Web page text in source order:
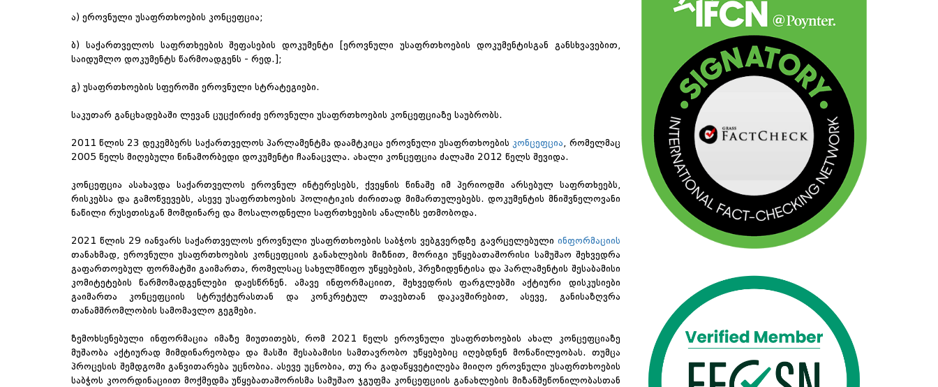
ა) ეროვნული უსაფრთხოების კონცეფცია;
ბ) საქართველოს საფრთხეების შეფასების დოკუმენტი [ეროვნული უსაფრთხოების დოკუმენტისგან განსხვავებით,
საიდუმლო დოკუმენტს წარმოადგენს - რედ.];
გ) უსაფრთხოების სფეროში ეროვნული სტრატეგიები.
საკუთარ განცხადებაში ლევან ცუცქირიძე ეროვნული უსაფრთხოების კონცეფციაზე საუბრობს.
2011 წლის 23 დეკემბერს საქართველოს პარლამენტმა დაამტკიცა ეროვნული უსაფრთხოების კონცეფცია, რომელმაც
2005 წელს მიღებული წინამორბედი დოკუმენტი ჩაანაცვლა. ახალი კონცეფცია ძალაში 2012 წელს შევიდა.
კონცეფცია ასახავდა საქართველოს ეროვნულ ინტერესებს, ქვეყნის წინაშე იმ პერიოდში არსებულ საფრთხეებს,
რისკებსა და გამოწვევებს, ასევე უსაფრთხოების პოლიტიკის ძირითად მიმართულებებს. დოკუმენტის მნიშვნელოვანი
ნაწილი რუსეთისგან მომდინარე და მოსალოდნელი საფრთხეების ანალიზს ეთმობოდა.
2021 წლის 29 იანვარს საქართველოს ეროვნული უსაფრთხოების საბჭოს ვებგვერდზე გავრცელებული ინფორმაციის
თანახმად, ეროვნული უსაფრთხოების კონცეფციის განახლების მიზნით, მორიგი უწყებათაშორისი სამუშაო შეხვედრა
გაფართოებულ ფორმატში გაიმართა, რომელსაც სახელმწიფო უწყებების, პრეზიდენტისა და პარლამენტის შესაბამისი
კომიტეტების წარმომადგენლები დაესწრნენ. ამავე ინფორმაციით, შეხვედრის ფარგლებში აქტიური დისკუსიები
გაიმართა კონცეფციის სტრუქტურასთან და კონკრეტულ თავებთან დაკავშირებით, ასევე, განისაზღვრა
თანამშრომლობის სამომავლო გეგმები.
ზემოხსენებული ინფორმაცია იმაზე მიუთითებს, რომ 2021 წელს ეროვნული უსაფრთხოების ახალ კონცეფციაზე
მუშაობა აქტიურად მიმდინარეობდა და მასში შესაბამისი სამთავრობო უწყებებიც იღებდნენ მონაწილეობას. თუმცა
პროცესის შემდგომი განვითარება უცნობია. ასევე უცნობია, თუ რა გადაწყვეტილება მიიღო ეროვნული უსაფრთხოების
საბჭოს კოორდინაციით მოქმედმა უწყებათაშორისმა სამუშაო ჯგუფმა კონცეფციის განახლების მიზანშეწონილობასთან